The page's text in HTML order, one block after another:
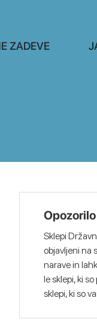
ZADEVE
Opozorilo
Sklepi
objavljeni na
narave in
le sklepi, ki
sklepi, ki so